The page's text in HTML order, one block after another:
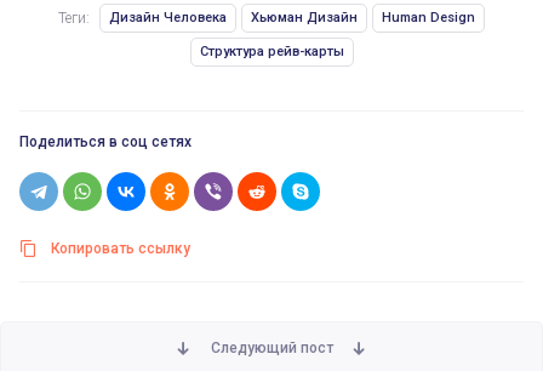
Теги: Дизайн Человека Хьюман Дизайн Human Design
Структура рейв-карты
Поделиться в соц сетях
Копировать ссылку
Следующий пост